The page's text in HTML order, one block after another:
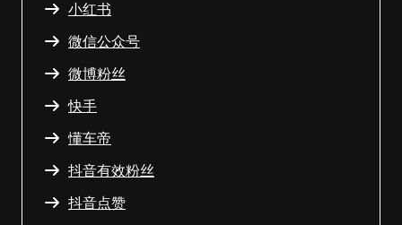
小红书
微信公众号
微博粉丝
快手
懂车帝
抖音有效粉丝
抖音点赞